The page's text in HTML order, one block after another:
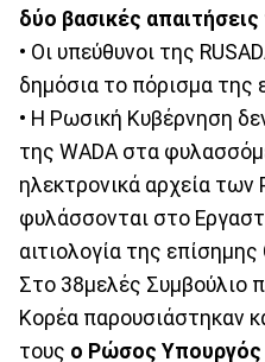
δύο βασικές απαιτήσεις
• Οι υπεύθυνοι της
δημόσια το πόρισμα της
• Η Ρωσική Κυβέρνηση
της WADA στα
ηλεκτρονικά αρχεία
φυλάσσονται στο
αιτιολογία της
Στο 38μελές Συμβούλιο
Κορέα παρουσιάστηκαν
τους ο Ρώσος